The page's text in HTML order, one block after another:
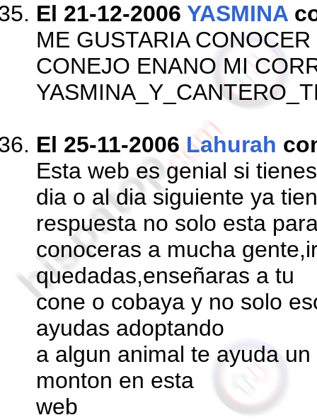
El 21-12-2006 YASMINA
ME GUSTARIA
CONEJO ENANO MI
El 25-11-2006 Lahurah
Esta web es genial si
dia o al dia siguiente ya
respuesta no solo esta
conoceras a mucha
quedadas,enseñaras a tu
cone o cobaya y no solo
ayudas adoptando
a algun animal te ayuda
monton en esta
web